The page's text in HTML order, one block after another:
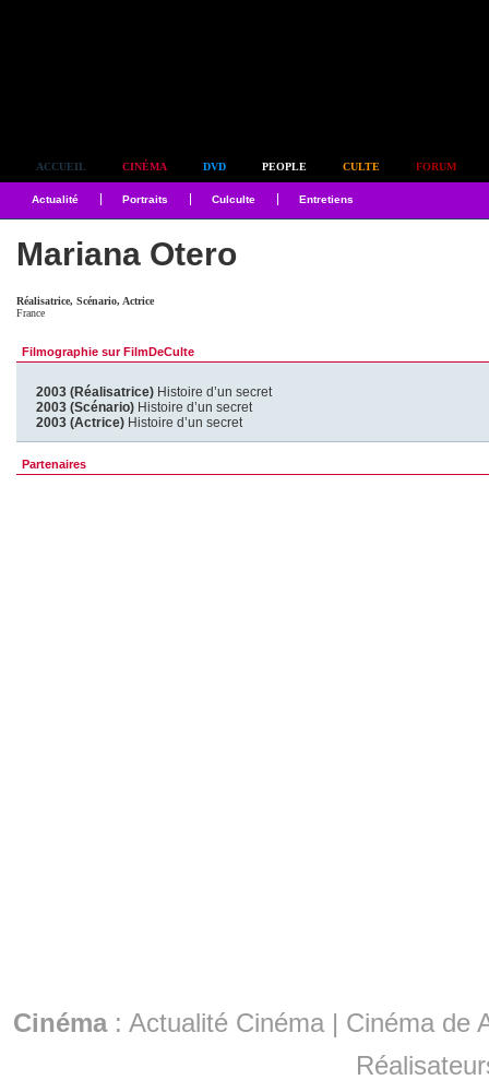
ACCUEIL CINÉMA DVD PEOPLE CULTE FORUM
Actualité Portraits Culculte Entretiens
Mariana Otero
Réalisatrice, Scénario, Actrice
France
Filmographie sur FilmDeCulte
2003 (Réalisatrice) Histoire d’un secret
2003 (Scénario) Histoire d’un secret
2003 (Actrice) Histoire d’un secret
Partenaires
Cinéma: Actualité Cinéma | Cinéma de